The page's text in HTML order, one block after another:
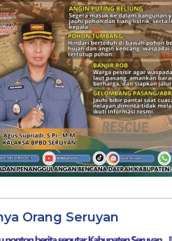
Orang Seruyan